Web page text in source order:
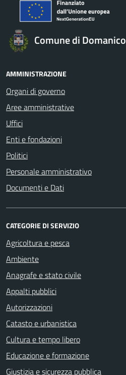
Comune di Domanico
AMMINISTRAZIONE
Organi di governo
Aree amministrative
Uffici
Enti e fondazioni
Politici
Personale amministrativo
Documenti e Dati
CATEGORIE DI SERVIZIO
Agricoltura e pesca
Ambiente
Anagrafe e stato civile
Appalti pubblici
Autorizzazioni
Catasto e urbanistica
Cultura e tempo libero
Educazione e formazione
Giustizia e sicurezza pubblica